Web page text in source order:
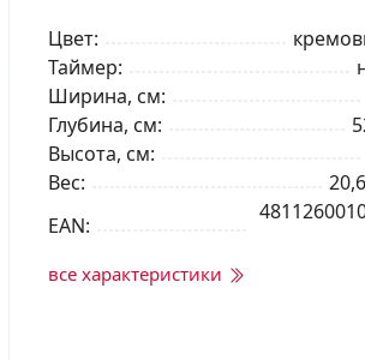
Цвет
Таймер
Ширина, см
Глубина, см
Высота, см
Вес
EAN
все характеристики